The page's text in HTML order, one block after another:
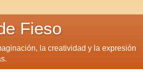
Fieso
la creatividad y la expresión